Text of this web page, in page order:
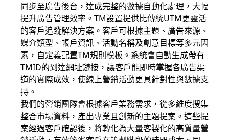
同步至廣告後台，達成完整的數據自動化處理，大幅
提升廣告管理效率。TM設置提供比傳統UTM更靈活
的客戶追蹤解決方案。客戶可根據主題、廣告來源、
媒介類型、帳戶資訊、活動名稱及創意目標等多元因
素，自定義配置TM規則模板。系統會自動生成帶有
TMID的到達網址鏈接，讓客戶能即時掌握各廣告渠
道的實際成效，使線上營銷活動更具針對性與數據支
持。
我們的營銷團隊會根據客戶業務需求，從多維度搜集
整合市場資料，產出專業且創新的主題提案。這些提
案經過客戶確認後，將轉化為大量客製化的高質量營